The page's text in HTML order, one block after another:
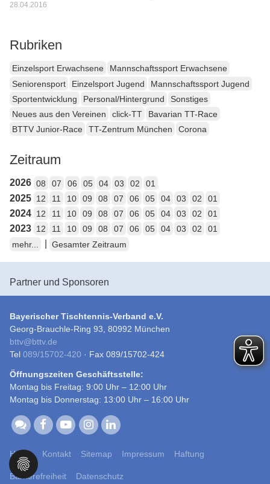
28.04.2016
Rubriken
Einzelsport Erwachsene
Mannschaftssport Erwachsene
Seniorensport
Einzelsport Jugend
Mannschaftssport Jugend
Sportentwicklung
Personal/Hintergrund
Sonstiges
Neues aus den Vereinen
click-TT
Bavarian TT-Race
BTTV Junior-Race
TT-Zentrum München Corona
Zeitraum
2026 08 07 06 05 04 03 02 01
2025 12 11 10 09 08 07 06 05 04 03 02 01
2024 12 11 10 09 08 07 06 05 04 03 02 01
2023 12 11 10 09 08 07 06 05 04 03 02
01
mehr...
Gesamter Zeitraum
Partner und Sponsoren
Bayerischer Tischtennis-Verband e.V.
Georg-Brauchle-Ring 93, 80992 München
bttv@bttv.de
Tel 089/15702-420 · Fax 089/15702-424
Öffnungszeiten Geschäftsstelle:
Montag bis Freitag: 9:00 Uhr – 12:00 Uhr
Montag bis Donnerstag: 13:00 Uhr – 16:00 Uhr
Home Kontakt Sitemap Impressum Haftung
Barrierefreiheit Datenschutz